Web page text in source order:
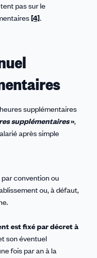
pas sur le
[4].
supplémentaires
supplémentaires»,
après simple
convention ou
ou, à défaut,
est fixé par décret à
son éventuel
fois par an à la